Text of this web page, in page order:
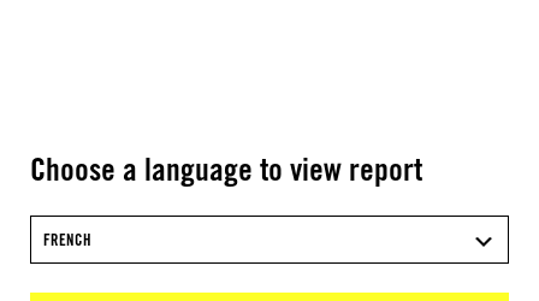
Choose a language to view report
FRENCH